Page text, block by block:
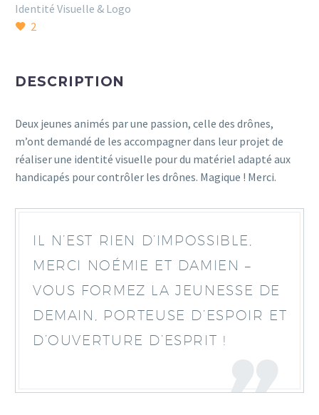
Identité Visuelle & Logo
2
DESCRIPTION
Deux jeunes animés par une passion, celle des drônes,
m’ont demandé de les accompagner dans leur projet de
réaliser une identité visuelle pour du matériel adapté aux
handicapés pour contrôler les drônes. Magique ! Merci.
IL N’EST RIEN D’IMPOSSIBLE,
MERCI NOÉMIE ET DAMIEN –
VOUS FORMEZ LA JEUNESSE DE
DEMAIN, PORTEUSE D’ESPOIR ET
D’OUVERTURE D’ESPRIT !